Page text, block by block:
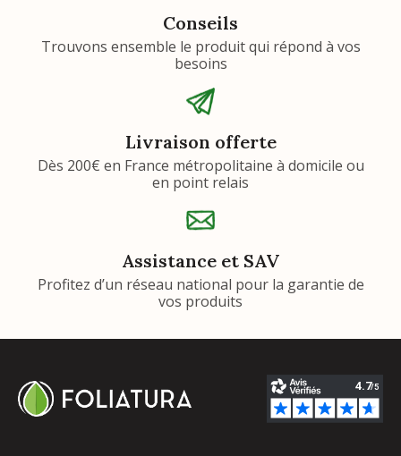
Conseils
Trouvons ensemble le produit qui répond à vos
besoins
Livraison offerte
Dès 200€ en France métropolitaine à domicile ou
en point relais
Assistance et SAV
Profitez d’un réseau national pour la garantie de
vos produits